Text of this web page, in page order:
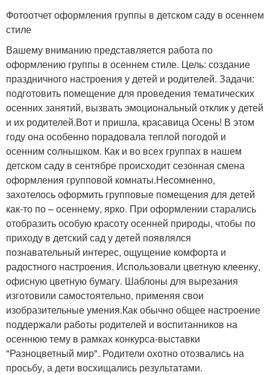
Фотоотчет оформления группы в детском саду в осеннем
стиле
Вашему вниманию представляется работа по
оформлению группы в осеннем стиле. Цель: создание
праздничного настроения у детей и родителей. Задачи:
подготовить помещение для проведения тематических
осенних занятий, вызвать эмоциональный отклик у детей
и их родителей.Вот и пришла, красавица Осень! В этом
году она особенно порадовала теплой погодой и
осенним солнышком. Как и во всех группах в нашем
детском саду в сентябре происходит сезонная смена
оформления групповой комнаты.Несомненно,
захотелось оформить групповые помещения для детей
как-то по – осеннему, ярко. При оформлении старались
отобразить особую красоту осенней природы, чтобы по
приходу в детский сад у детей появлялся
познавательный интерес, ощущение комфорта и
радостного настроения. Использовали цветную клеенку,
офисную цветную бумагу. Шаблоны для вырезания
изготовили самостоятельно, применяя свои
изобразительные умения.Как обычно общее настроение
поддержали работы родителей и воспитанников на
осеннюю тему в рамках конкурса-выставки
"Разноцветный мир". Родители охотно отозвались на
просьбу, а дети восхищались результатами.